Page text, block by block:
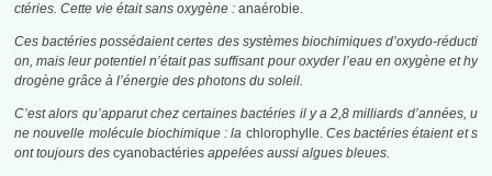
ctéries. Cette vie était sans oxygène :anaérobie.
Ces bactéries possédaient certes des systèmes biochimiques d’oxydo-réducti
on, mais leur potentiel n’était pas suffisant pour oxyder l’eau en oxygène et hy
drogène grâce à l’énergie des photons du soleil.
C’est alors qu’apparut chez certaines bactéries il y a 2,8 milliards d’années, u
ne nouvelle molécule biochimique : la chlorophylle. Ces bactéries étaient et s
ont toujours descyanobactériesappelées aussi algues bleues.